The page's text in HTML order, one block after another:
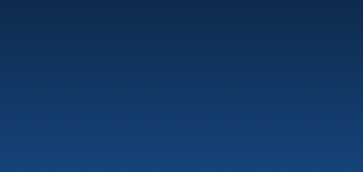
Marine
Auto & Industri
Bensinstasjoner
Tankingskort
Våre Produkter